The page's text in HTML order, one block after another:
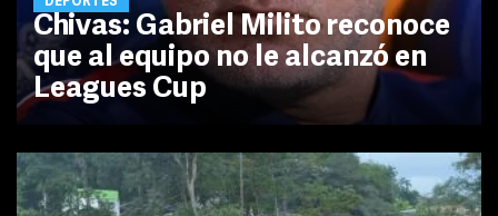
Chivas: Gabriel Milito reconoce
que al equipo no le alcanzó en
Leagues Cup